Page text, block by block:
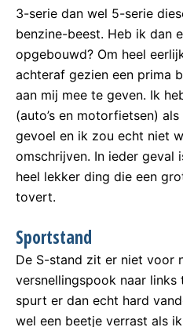
3-serie dan wel 5-serie
benzine-beest. Heb ik dan
opgebouwd? Om heel
achteraf gezien een prima
aan mij mee te geven. Ik
(auto’s en motorfietsen)
gevoel en ik zou echt niet
omschrijven. In ieder geval
heel lekker ding die een
tovert.
Sportstand
De S-stand zit er niet voor
versnellingspook naar links
spurt er dan echt hard
wel een beetje verrast als